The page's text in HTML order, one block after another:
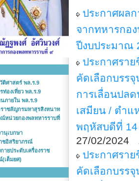
ติศาสตร์ พล.ร.9
ท่องเที่ยว พล.ร.9
ภายใน พล.ร.9
ราชลัญกรมหาสุรสิงหนาท
หน่วยกองพลทหารราบที่
นุเบกษา
ชอิสริยาภรณ์
ายประดับเครื่องราช
(เต็มยศ)
ประกาศผล
จากทหารกอ
ปีงบประมาณ
ประกาศรา
คัดเลือกบรร
การเลื่อนปล
เสมียน / ตำ
พฤหัสบดีที่ 14
27/02/2024
ประกาศรา
คัดเลือกบรร